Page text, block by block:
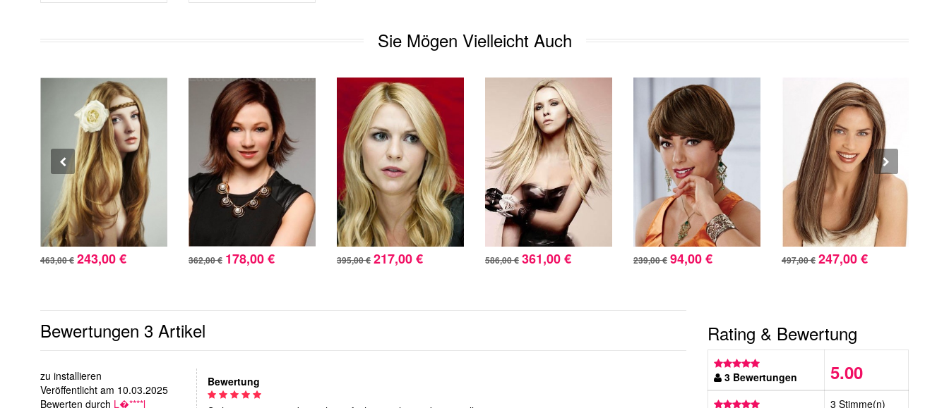
Sie Mögen Vielleicht Auch
463,00 € 243,00 € 362,00 € 178,00 € 395,00 € 217,00 € 586,00 € 361,00 € 239,00 € 94,00 € 497,00 € 247,00 €
Bewertungen 3 Artikel
zu installieren
Veröffentlicht am 10.03.2025
Bewerten durch L�****l
Bewertung
Rating & Bewertung
3 Bewertungen 5.00
3 Stimme(n)